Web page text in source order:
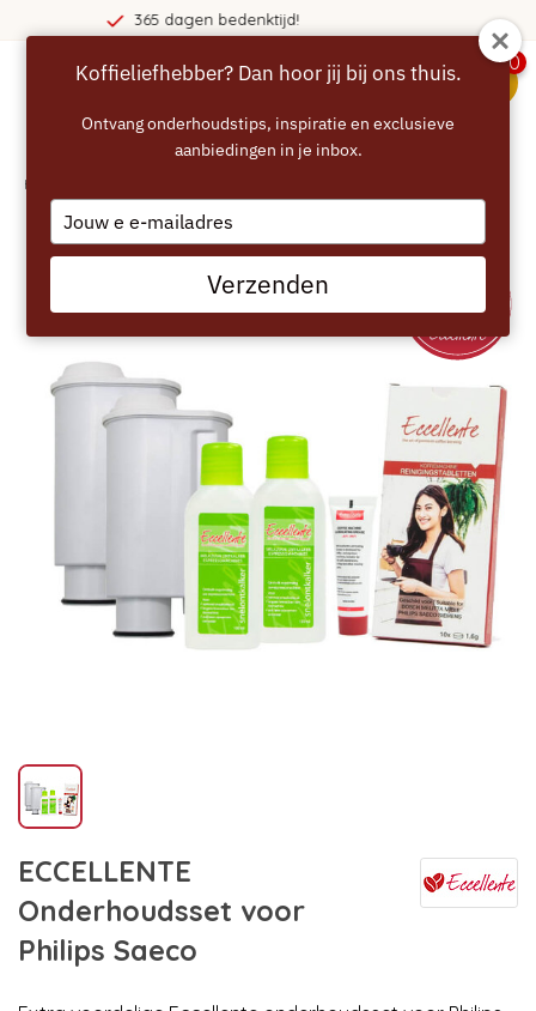
bedenktijd! Voor 22:00
0
Home
ECCELLENTE
Onderhoudsset voor
Philips Saeco
Koffieliefhebber? Dan hoor jij bij ons thuis.
Ontvang onderhoudstips, inspiratie en exclusieve
aanbiedingen in je inbox.
Type
your
email
Verzenden